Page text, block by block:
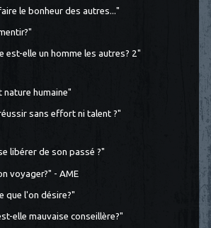
le bonheur des autres..."
est-elle un homme les autres? 2"
nature humaine"
sans effort ni talent ?"
libérer de son passé ?"
voyager?" - AME
que l'on désire?"
elle mauvaise conseillère?"